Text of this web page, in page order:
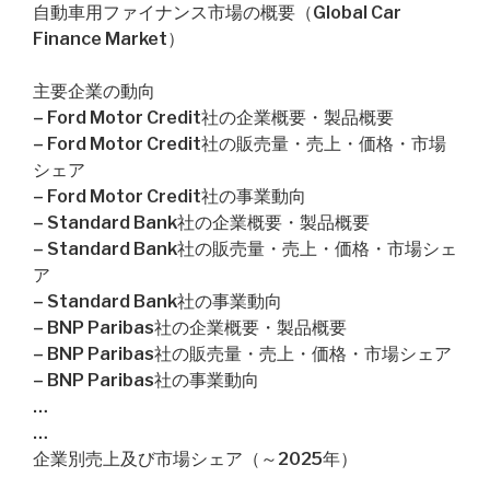
自動車用ファイナンス市場の概要（Global Car
Finance Market）
主要企業の動向
– Ford Motor Credit社の企業概要・製品概要
– Ford Motor Credit社の販売量・売上・価格・市場
シェア
– Ford Motor Credit社の事業動向
– Standard Bank社の企業概要・製品概要
– Standard Bank社の販売量・売上・価格・市場シェ
ア
– Standard Bank社の事業動向
– BNP Paribas社の企業概要・製品概要
– BNP Paribas社の販売量・売上・価格・市場シェア
– BNP Paribas社の事業動向
…
…
企業別売上及び市場シェア（～2025年）